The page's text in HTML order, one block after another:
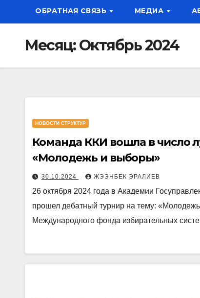
ОБРАТНАЯ СВЯЗЬ МЕДИА
Месяц:Октябрь 2024
НОВОСТИ СТРУКТУР
Команда ККИ вошла в число
«Молодежь и выборы»
30.10.2024 ЖЭЭНБЕК ЭРАЛИЕВ
26 октября 2024 года в Академии
прошел дебатный турнир на тему:
Международного фонда избирательных